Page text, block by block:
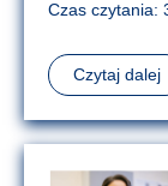
Czas czytania:
Czytaj dalej